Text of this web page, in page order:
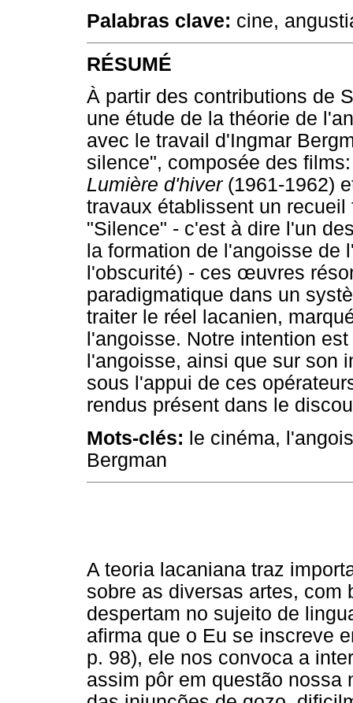
Palabras clave: cine,
RÉSUMÉ
À partir des contributions de
une étude de la théorie de
avec le travail d'Ingmar
silence", composée des
Lumière d'hiver (1961-1962)
travaux établissent un
"Silence" - c'est à dire l'un
la formation de l'angoisse
l'obscurité) - ces œuvres
paradigmatique dans un
traiter le réel lacanien,
l'angoisse. Notre intention
l'angoisse, ainsi que sur son
sous l'appui de ces
rendus présent dans le
Mots-clés: le cinéma,
Bergman
A teoria lacaniana traz
sobre as diversas artes, com
despertam no sujeito de
afirma que o Eu se inscreve
p. 98), ele nos convoca a
assim pôr em questão nossa